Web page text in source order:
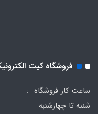
فروشگاه کیت
ساعت کار فروشگاه :
شنبه تا چهارشنبه